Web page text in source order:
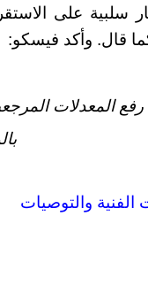
سلبية على
قال. وأكد فيسكو:
رفع المعدلات
الفنية والتوصيات